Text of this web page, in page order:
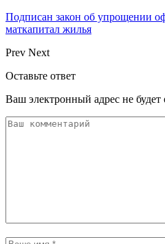
Подписан закон об упрощении
маткапитал жилья
Prev Next
Оставьте ответ
Ваш электронный адрес не будет